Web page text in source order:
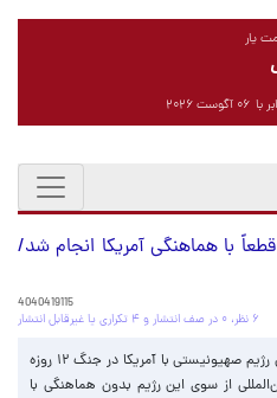
یار
با هماهنگی آمریکا انجام شد/
4040419115
۶ نظر، ۰ در صف انتشار و ۴ تکراری یا غیرقابل انتشار
رئیس مجلس با تأکید بر هماهنگی کامل رژیم صهیونیستی با آمریکا در جنگ ۱۲ روزه
از سوی این رژیم بدون هماهنگی با